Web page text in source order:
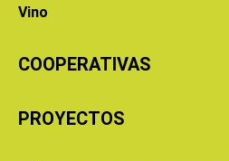
Vino
COOPERATIVAS
PROYECTOS